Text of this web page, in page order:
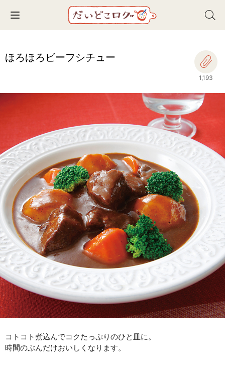
Toggle navigation
ほろほろビーフシチュー
1,193
コトコト煮込んでコクたっぷりのひと皿に。
時間のぶんだけおいしくなります。